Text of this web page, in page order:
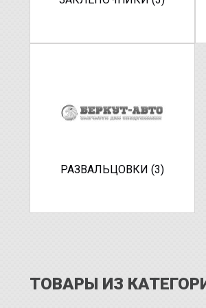
РАЗВАЛЬЦОВКИ (3)
ТОВАРЫ ИЗ